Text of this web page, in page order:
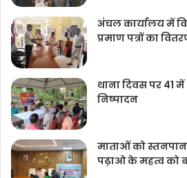
अंचल कार्यालय में
प्रमाण पत्रों का
थाना दिवस पर 41
निष्‍पादन
माताओं को
पढ़ाओ के महत्व को